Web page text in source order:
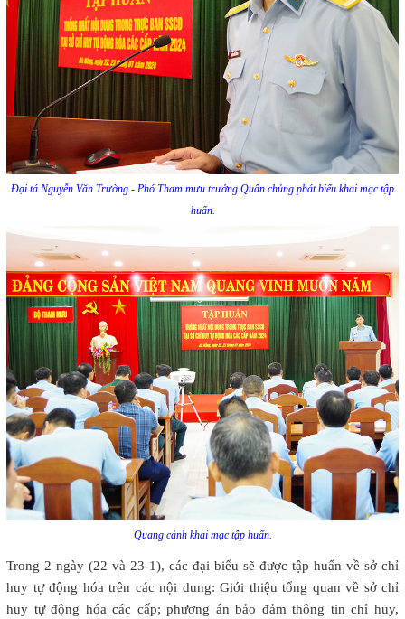
Đại tá Nguyễn Văn Trường - Phó Tham mưu trưởng Quân chủng phát biểu khai mạc tập
huấn.
Quang cảnh khai mạc tập huấn.
Trong 2 ngày (22 và 23-1), các đại biểu sẽ được tập huấn về sở chỉ
huy tự động hóa trên các nội dung: Giới thiệu tổng quan về sở chỉ
huy tự động hóa các cấp; phương án bảo đảm thông tin chỉ huy,